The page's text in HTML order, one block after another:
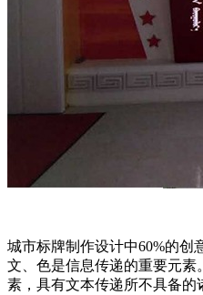
城市标牌制作设计中60%的创
文、色是信息传递的重要元
素，具有文本传递所不具备